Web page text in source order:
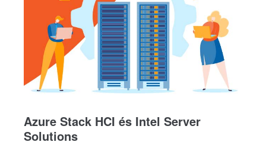
Azure Stack HCI és Intel Server
Solutions